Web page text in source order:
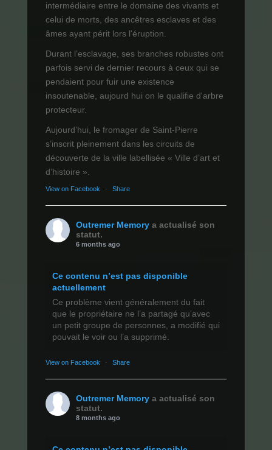
intermédiaire entre le domaine des vivants et
celui de morts, des ancêtres esclaves et des
âmes ayant périt lors l'éruption.
Durant l’esclavage, ses branches robustes ont
parfois servi de dernier recours à ceux qui se
pendaient pour fuir une existence
insoutenable, aujourd hui on le qualifie d'arbre
protecteur.
Aujourd’hui, le fromager de Saint-Pierre
s’inscrit pleinement dans les circuits de
découverte de la ville labellisée « Ville d’art et
d’histoire ».
View on Facebook · Share
Outremer Memory a actualisé son
statut.
6 months ago
Ce contenu n’est pas disponible
actuellement
Ce problème vient généralement du fait
que le propriétaire ne l’a partagé qu’avec
un petit groupe de personnes, a modifié qui
pouvait le voir ou l’a supprimé.
View on Facebook · Share
Outremer Memory a actualisé son
statut.
8 months ago